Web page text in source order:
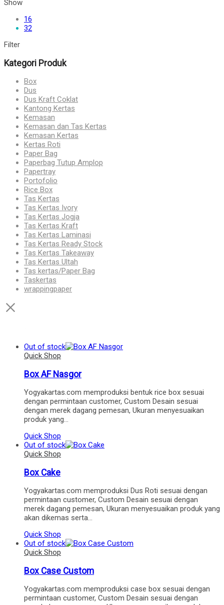
Show
16
32
Filter
Kategori Produk
Box
Dus
Dus Kraft Coklat
Kantong Kertas
Kemasan
Kemasan dan Tas Kertas
Kemasan Kertas
Kertas Roti
Paper Bag
Paperbag Tutup Amplop
Papertray
Portofolio
Rice Box
Tas Kertas
Tas Kertas Ivory
Tas Kertas Jogja
Tas Kertas Kraft
Tas Kertas Laminasi
Tas Kertas Ready Stock
Tas Kertas Takeaway
Tas Kertas Ultah
Tas kertas/Paper Bag
Taskertas
wrappingpaper
Out of stock
Quick Shop
Box AF Nasgor
Yogyakartas.com memproduksi bentuk rice box sesuai
dengan permintaan customer, Custom Desain sesuai
dengan merek dagang pemesan, Ukuran menyesuaikan
produk yang…
Quick Shop
Out of stock
Quick Shop
Box Cake
Yogyakartas.com memproduksi Dus Roti sesuai dengan
permintaan customer, Custom Desain sesuai dengan
merek dagang pemesan, Ukuran menyesuaikan produk yang
akan dikemas serta…
Quick Shop
Out of stock
Quick Shop
Box Case Custom
Yogyakartas.com memproduksi case box sesuai dengan
permintaan customer, Custom Desain sesuai dengan